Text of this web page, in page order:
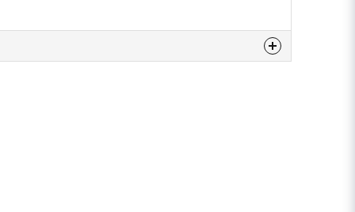
produktet...